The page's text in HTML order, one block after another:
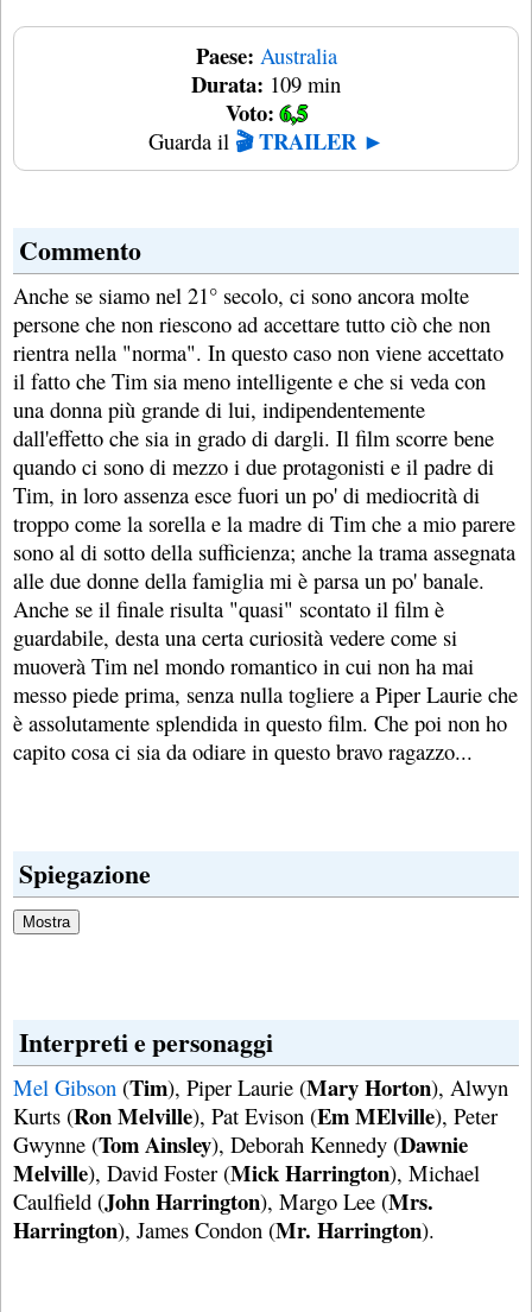
Paese: Australia
Durata: 109 min
Voto: 6,5
Guarda il 🎬 TRAILER ►
Commento
Anche se siamo nel 21° secolo, ci sono ancora molte
persone che non riescono ad accettare tutto ciò che non
rientra nella "norma". In questo caso non viene accettato
il fatto che Tim sia meno intelligente e che si veda con
una donna più grande di lui, indipendentemente
dall'effetto che sia in grado di dargli. Il film scorre bene
quando ci sono di mezzo i due protagonisti e il padre di
Tim, in loro assenza esce fuori un po' di mediocrità di
troppo come la sorella e la madre di Tim che a mio parere
sono al di sotto della sufficienza; anche la trama assegnata
alle due donne della famiglia mi è parsa un po' banale.
Anche se il finale risulta "quasi" scontato il film è
guardabile, desta una certa curiosità vedere come si
muoverà Tim nel mondo romantico in cui non ha mai
messo piede prima, senza nulla togliere a Piper Laurie che
è assolutamente splendida in questo film. Che poi non ho
capito cosa ci sia da odiare in questo bravo ragazzo...
Spiegazione
Interpreti e personaggi
Mel Gibson (Tim), Piper Laurie (Mary Horton), Alwyn
Kurts (Ron Melville), Pat Evison (Em MElville), Peter
Gwynne (Tom Ainsley), Deborah Kennedy (Dawnie
Melville), David Foster (Mick Harrington), Michael
Caulfield (John Harrington), Margo Lee (Mrs.
Harrington), James Condon (Mr. Harrington).